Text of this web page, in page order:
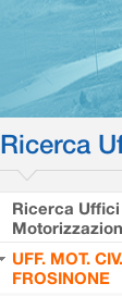
Ricerca
Ricerca
UFF. MOT.
FROSINONE